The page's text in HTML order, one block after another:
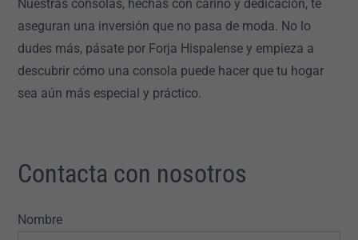
Nuestras consolas, hechas con cariño y dedicación, te
aseguran una inversión que no pasa de moda. No lo
dudes más, pásate por Forja Hispalense y empieza a
descubrir cómo una consola puede hacer que tu hogar
sea aún más especial y práctico.
Contacta con nosotros
Nombre